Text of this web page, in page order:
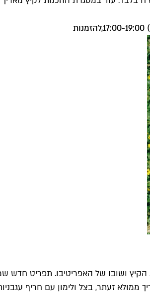
להזמנות
ושובו של האפריטיבו. תפריט חדש
פריך ממולא זעתר, בצל ולימון עם חריף